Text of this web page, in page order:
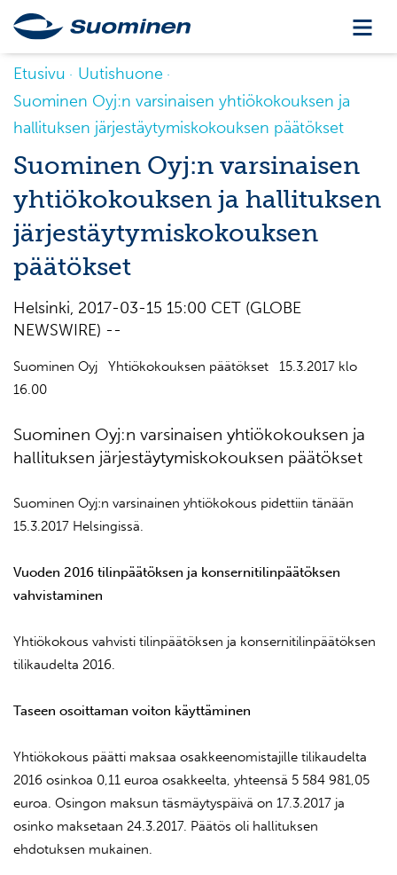
Etusivu
Uutishuone
Suominen Oyj:n varsinaisen yhtiökokouksen ja
hallituksen järjestäytymiskokouksen päätökset
Suominen Oyj:n varsinaisen
yhtiökokouksen ja hallituksen
järjestäytymiskokouksen
päätökset
Helsinki, 2017-03-15 15:00 CET (GLOBE
NEWSWIRE) --
Suominen Oyj Yhtiökokouksen päätökset 15.3.2017 klo
16.00
Suominen Oyj:n varsinaisen yhtiökokouksen ja
hallituksen järjestäytymiskokouksen päätökset
Suominen Oyj:n varsinainen yhtiökokous pidettiin tänään
15.3.2017 Helsingissä.
Vuoden 2016 tilinpäätöksen ja konsernitilinpäätöksen
vahvistaminen
Yhtiökokous vahvisti tilinpäätöksen ja konsernitilinpäätöksen
tilikaudelta 2016.
Taseen osoittaman voiton käyttäminen
Yhtiökokous päätti maksaa osakkeenomistajille tilikaudelta
2016 osinkoa 0,11 euroa osakkeelta, yhteensä 5 584 981,05
euroa. Osingon maksun täsmäytyspäivä on 17.3.2017 ja
osinko maksetaan 24.3.2017. Päätös oli hallituksen
ehdotuksen mukainen.